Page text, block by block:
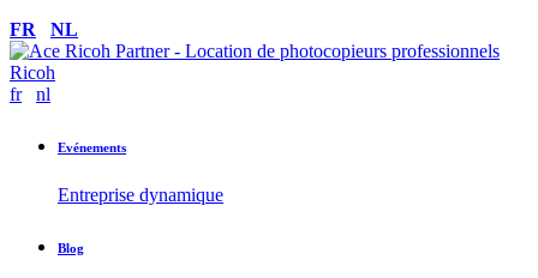
FR
NL
fr nl
Evénements
Entreprise dynamique
Blog